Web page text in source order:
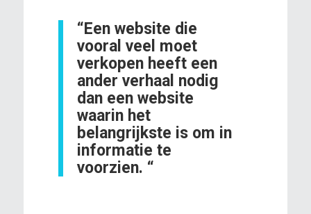
“Een website die
vooral veel moet
verkopen heeft een
ander verhaal nodig
dan een website
waarin het
belangrijkste is om in
informatie te
voorzien. “